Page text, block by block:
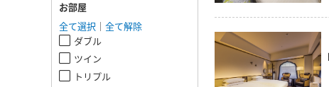
お部屋
全て選択
全て解除
ダブル
ツイン
トリプル